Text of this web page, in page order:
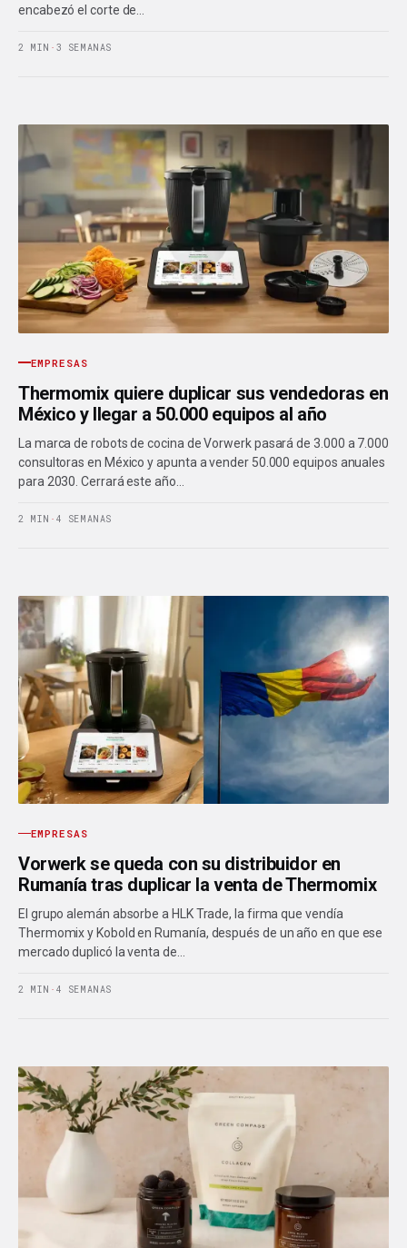
encabezó el corte de…
2 MIN · 3 SEMANAS
EMPRESAS
Thermomix quiere duplicar sus vendedoras en
México y llegar a 50.000 equipos al año
La marca de robots de cocina de Vorwerk pasará de 3.000 a 7.000
consultoras en México y apunta a vender 50.000 equipos anuales
para 2030. Cerrará este año…
2 MIN · 4 SEMANAS
EMPRESAS
Vorwerk se queda con su distribuidor en
Rumanía tras duplicar la venta de Thermomix
El grupo alemán absorbe a HLK Trade, la firma que vendía
Thermomix y Kobold en Rumanía, después de un año en que ese
mercado duplicó la venta de…
2 MIN · 4 SEMANAS